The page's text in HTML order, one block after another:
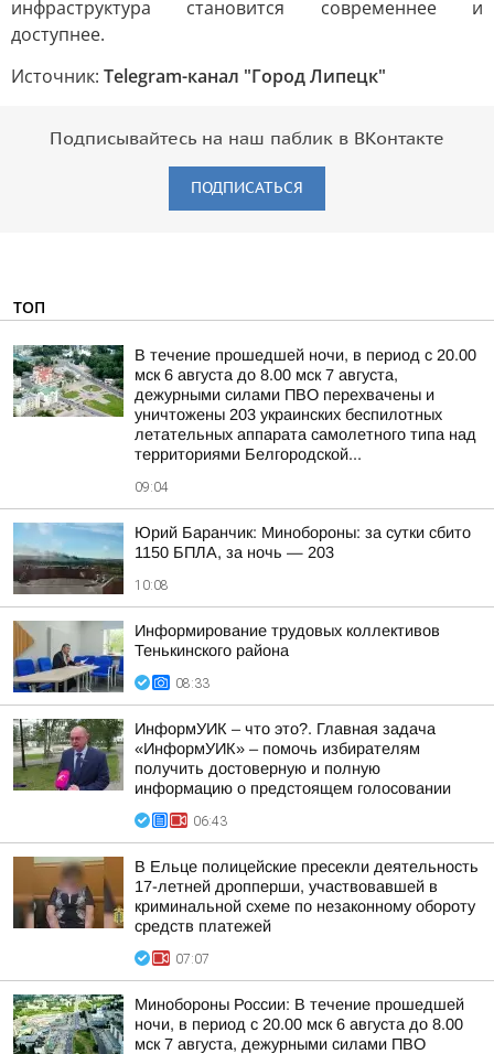
инфраструктура становится современнее и
доступнее.
Источник: Telegram-канал "Город Липецк"
Подписывайтесь на наш паблик в ВКонтакте
ПОДПИСАТЬСЯ
ТОП
В течение прошедшей ночи, в период с 20.00
мск 6 августа до 8.00 мск 7 августа,
дежурными силами ПВО перехвачены и
уничтожены 203 украинских беспилотных
летательных аппарата самолетного типа над
территориями Белгородской...
09:04
Юрий Баранчик: Минобороны: за сутки сбито
1150 БПЛА, за ночь — 203
10:08
Информирование трудовых коллективов
Тенькинского района
08:33
ИнформУИК – что это?. Главная задача
«ИнформУИК» – помочь избирателям
получить достоверную и полную
информацию о предстоящем голосовании
06:43
В Ельце полицейские пресекли деятельность
17-летней дропперши, участвовавшей в
криминальной схеме по незаконному обороту
средств платежей
07:07
Минобороны России: В течение прошедшей
ночи, в период с 20.00 мск 6 августа до 8.00
мск 7 августа, дежурными силами ПВО